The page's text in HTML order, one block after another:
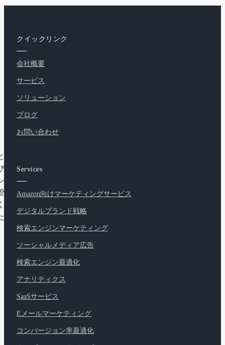
て
SEO
ャル
理も
ま
ちの
クイックリンク
会社概要
サービス
ソリューション
ブログ
お問い合わせ
Services
Amazon向けマーケティングサービス
デジタルブランド戦略
検索エンジンマーケティング
ソーシャルメディア広告
検索エンジン最適化
アナリティクス
SaaSサービス
Eメールマーケティング
コンバージョン率最適化